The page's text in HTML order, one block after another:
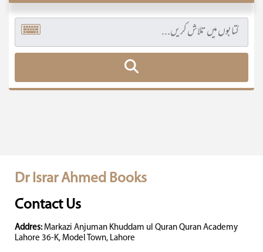
Dr Israr Ahmed Books
Contact Us
Addres: Markazi Anjuman Khuddam ul Quran Quran Academy
Lahore 36-K, Model Town, Lahore